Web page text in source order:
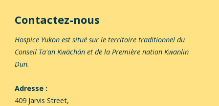
Contactez-nous
Hospice Yukon est situé sur le territoire traditionnel du
Conseil Ta'an Kwächän et de la Première nation Kwanlin
Dün.
Adresse :
409 Jarvis Street,